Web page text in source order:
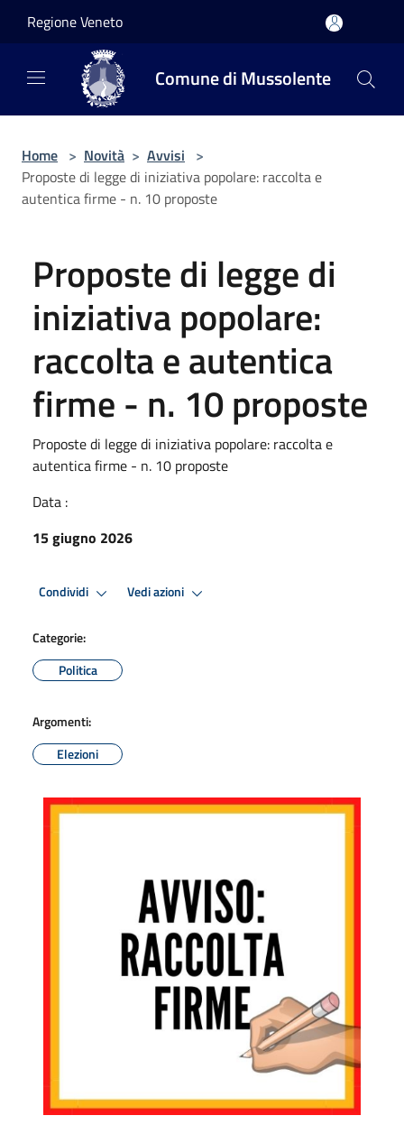
Regione Veneto
Comune di Mussolente
Home > Novità > Avvisi >
Proposte di legge di iniziativa popolare: raccolta e
autentica firme - n. 10 proposte
Proposte di legge di
iniziativa popolare:
raccolta e autentica
firme - n. 10 proposte
Proposte di legge di iniziativa popolare: raccolta e
autentica firme - n. 10 proposte
Data :
15 giugno 2026
Condividi Vedi azioni
Categorie:
Politica
Argomenti:
Elezioni